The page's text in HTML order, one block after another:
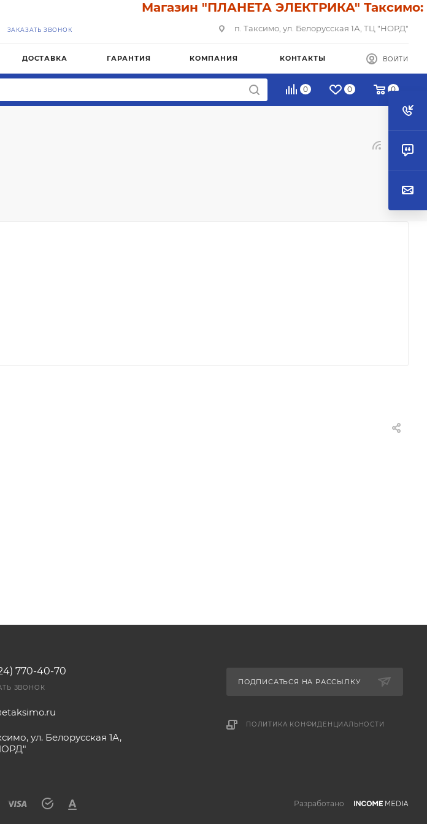
Магазин "ПЛАНЕТА ЭЛЕКТРИКА"
ЗАКАЗАТЬ ЗВОНОК п. Таксимо, ул. Белорусская 1А, ТЦ "НОРД"
ДОСТАВКА ГАРАНТИЯ КОМПАНИЯ КОНТАКТЫ ВОЙТИ
0 0 0
770-40-70
ЗВОНОК
ул. Белорусская 1А,
ПОДПИСАТЬСЯ НА РАССЫЛКУ
ПОЛИТИКА КОНФИДЕНЦИАЛЬНОСТИ
Разработано